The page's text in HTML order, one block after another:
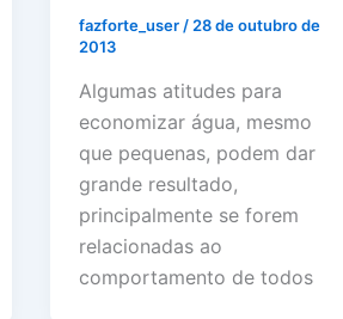
fazforte_user / 28 de outubro de
2013
Algumas atitudes para
economizar água, mesmo
que pequenas, podem dar
grande resultado,
principalmente se forem
relacionadas ao
comportamento de todos